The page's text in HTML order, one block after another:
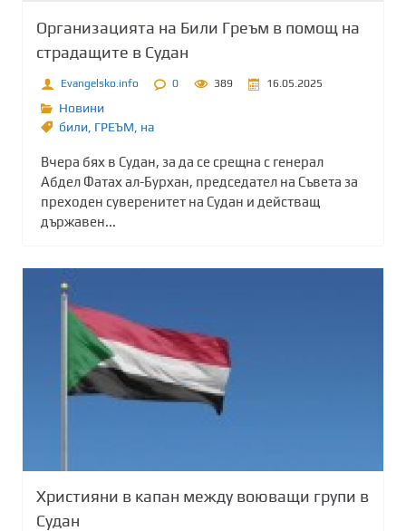
Организацията на Били Греъм в помощ на
страдащите в Судан
Evangelsko.info 0 389 16.05.2025
Новини
били ГРЕЪМ на
Вчера бях в Судан, за да се срещна с генерал
Абдел Фатах ал-Бурхан, председател на Съвета за
преходен суверенитет на Судан и действащ
държавен...
Християни в капан между воюващи групи в
Судан